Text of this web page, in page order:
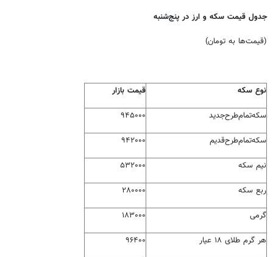
جدول قیمت سکه و ارز در پنج‌شنبه
(قیمت‌ها به تومان)
نوع سکه قیمت بازار
سکه‌تمام‌طرح‌جدید ۹۴۵۰۰۰
سکه‌تمام‌طرح‌قدیم ۹۴۲۰۰۰
نیم سکه ۵۳۲۰۰۰
ربع سکه ۲۸۰۰۰۰
گرمی ۱۸۳۰۰۰
هر گرم طلای ۱۸ عیار ۹۶۴۰۰